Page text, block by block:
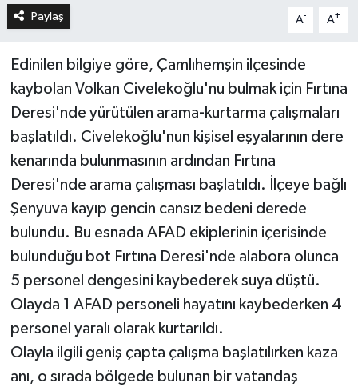
Paylaş A- A+
Edinilen bilgiye göre, Çamlıhemşin ilçesinde
kaybolan Volkan Civelekoğlu'nu bulmak için Fırtına
Deresi'nde yürütülen arama-kurtarma çalışmaları
başlatıldı. Civelekoğlu'nun kişisel eşyalarının dere
kenarında bulunmasının ardından Fırtına
Deresi'nde arama çalışması başlatıldı. İlçeye bağlı
Şenyuva kayıp gencin cansız bedeni derede
bulundu. Bu esnada AFAD ekiplerinin içerisinde
bulunduğu bot Fırtına Deresi'nde alabora olunca
5 personel dengesini kaybederek suya düştü.
Olayda 1 AFAD personeli hayatını kaybederken 4
personel yaralı olarak kurtarıldı.
Olayla ilgili geniş çapta çalışma başlatılırken kaza
anı, o sırada bölgede bulunan bir vatandaş